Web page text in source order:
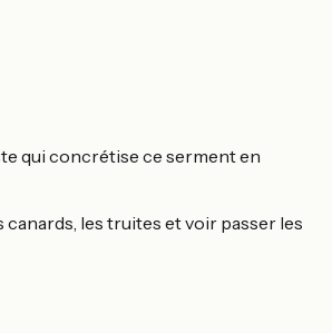
qui concrétise ce serment en
canards, les truites et voir passer les